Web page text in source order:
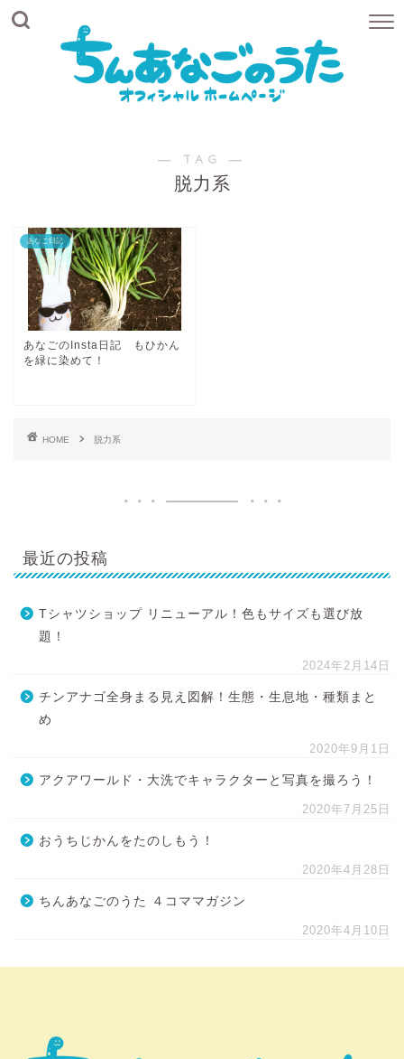
― TAG ―
脱力系
あなご日記
あなごのInsta日記 もひかん
を緑に染めて！
HOME 脱力系
最近の投稿
Tシャツショップ リニューアル！色もサイズも選び放
題！
2024年2月14日
チンアナゴ全身まる見え図解！生態・生息地・種類まと
め
2020年9月1日
アクアワールド・大洗でキャラクターと写真を撮ろう！
2020年7月25日
おうちじかんをたのしもう！
2020年4月28日
ちんあなごのうた ４コママガジン
2020年4月10日